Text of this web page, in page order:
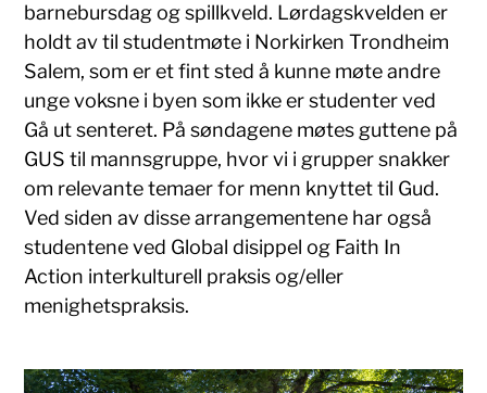
barnebursdag og spillkveld. Lørdagskvelden er
holdt av til studentmøte i Norkirken Trondheim
Salem, som er et fint sted å kunne møte andre
unge voksne i byen som ikke er studenter ved
Gå ut senteret. På søndagene møtes guttene på
GUS til mannsgruppe, hvor vi i grupper snakker
om relevante temaer for menn knyttet til Gud.
Ved siden av disse arrangementene har også
studentene ved Global disippel og Faith In
Action interkulturell praksis og/eller
menighetspraksis.